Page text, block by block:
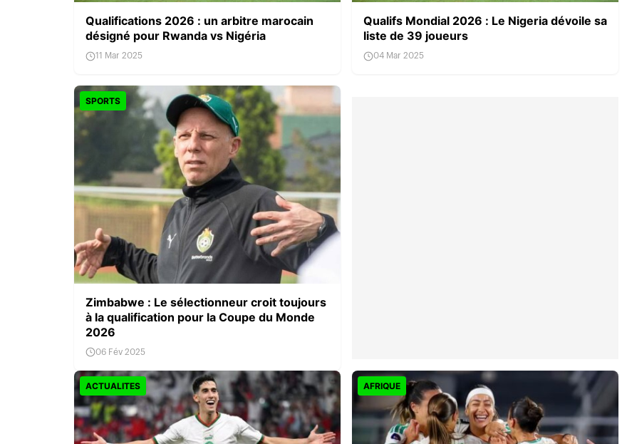
Qualifications 2026 : un arbitre marocain
désigné pour Rwanda vs Nigéria
11 Mar 2025
Qualifs Mondial 2026 : Le Nigeria dévoile sa
liste de 39 joueurs
04 Mar 2025
SPORTS
Zimbabwe : Le sélectionneur croit toujours
à la qualification pour la Coupe du Monde
2026
06 Fév 2025
ACTUALITES AFRIQUE